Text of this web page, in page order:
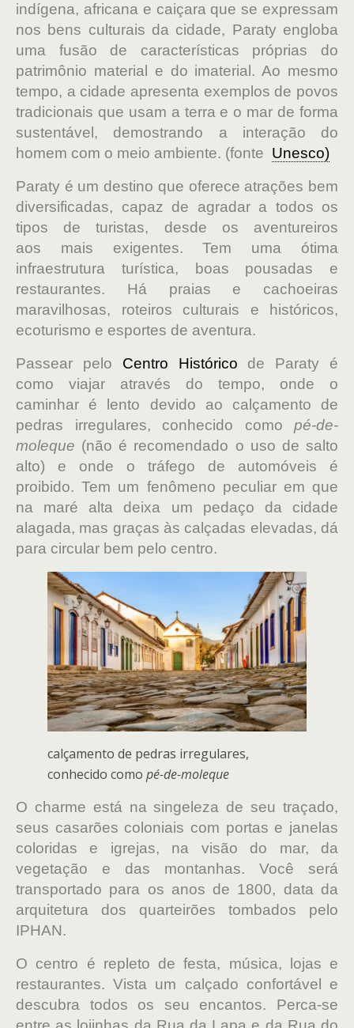
indígena, africana e caiçara que se expressam
nos bens culturais da cidade, Paraty engloba
uma fusão de características próprias do
patrimônio material e do imaterial. Ao mesmo
tempo, a cidade apresenta exemplos de povos
tradicionais que usam a terra e o mar de forma
sustentável, demostrando a interação do
homem com o meio ambiente. (fonte Unesco)
Paraty é um destino que oferece atrações bem
diversificadas, capaz de agradar a todos os
tipos de turistas, desde os aventureiros
aos mais exigentes. Tem uma ótima
infraestrutura turística, boas pousadas e
restaurantes. Há praias e cachoeiras
maravilhosas, roteiros culturais e históricos,
ecoturismo e esportes de aventura.
Passear pelo Centro Histórico de Paraty é
como viajar através do tempo, onde o
caminhar é lento devido ao calçamento de
pedras irregulares, conhecido como pé-de-
moleque (não é recomendado o uso de salto
alto) e onde o tráfego de automóveis é
proibido. Tem um fenômeno peculiar em que
na maré alta deixa um pedaço da cidade
alagada, mas graças às calçadas elevadas, dá
para circular bem pelo centro.
calçamento de pedras irregulares,
conhecido como pé-de-moleque
O charme está na singeleza de seu traçado,
seus casarões coloniais com portas e janelas
coloridas e igrejas, na visão do mar, da
vegetação e das montanhas. Você será
transportado para os anos de 1800, data da
arquitetura dos quarteirões tombados pelo
IPHAN.
O centro é repleto de festa, música, lojas e
restaurantes. Vista um calçado confortável e
descubra todos os seu encantos. Perca-se